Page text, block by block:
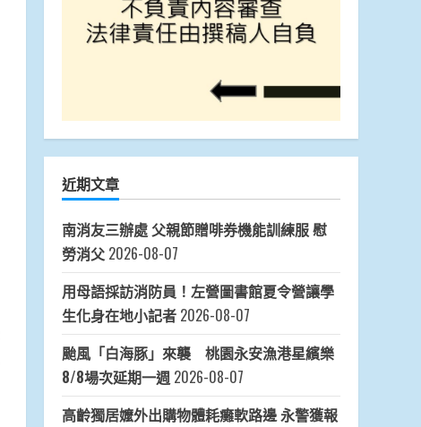
近期文章
南消友三辦處 父親節贈啡券機能訓練服 慰
勞消父 2026-08-07
用母語採訪消防員！左營圖書館夏令營讓學
生化身在地小記者 2026-08-07
颱風「白海豚」來襲 桃園永安漁港星繽樂
8/8場次延期一週 2026-08-07
高齡獨居嬤外出購物體耗癱軟路邊 永警獲報